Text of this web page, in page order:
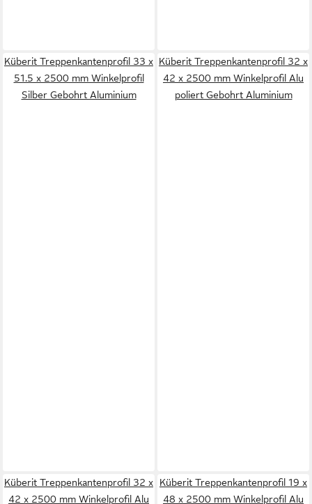
Küberit Treppenkantenprofil 33 x
51.5 x 2500 mm Winkelprofil
Silber Gebohrt Aluminium
Küberit Treppenkantenprofil 32 x
42 x 2500 mm Winkelprofil Alu
poliert Gebohrt Aluminium
Küberit Treppenkantenprofil 32 x
42 x 2500 mm Winkelprofil Alu
Küberit Treppenkantenprofil 19 x
48 x 2500 mm Winkelprofil Alu